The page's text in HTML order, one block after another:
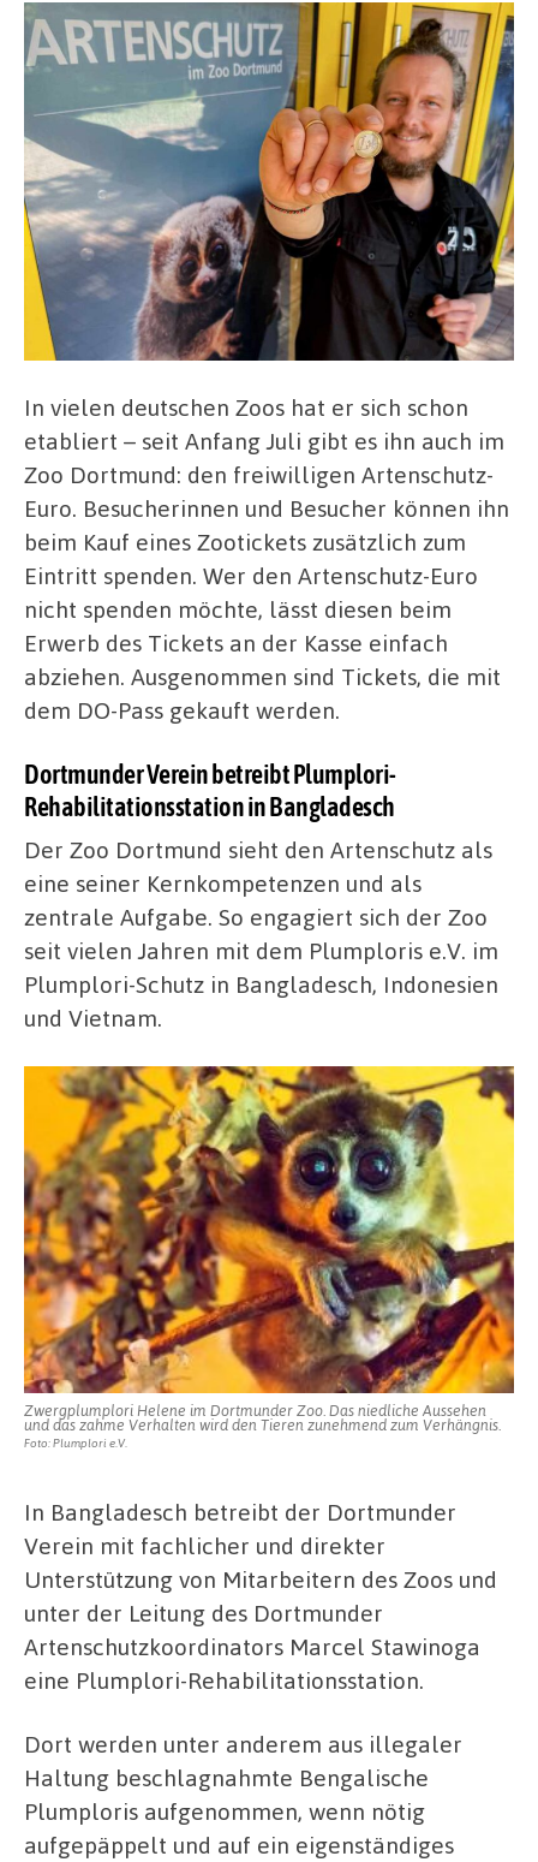
In vielen deutschen Zoos hat er sich schon
etabliert – seit Anfang Juli gibt es ihn auch im
Zoo Dortmund: den freiwilligen Artenschutz-
Euro. Besucherinnen und Besucher können ihn
beim Kauf eines Zootickets zusätzlich zum
Eintritt spenden. Wer den Artenschutz-Euro
nicht spenden möchte, lässt diesen beim
Erwerb des Tickets an der Kasse einfach
abziehen. Ausgenommen sind Tickets, die mit
dem DO-Pass gekauft werden.
Dortmunder Verein betreibt Plumplori-
Rehabilitationsstation in Bangladesch
Der Zoo Dortmund sieht den Artenschutz als
eine seiner Kernkompetenzen und als
zentrale Aufgabe. So engagiert sich der Zoo
seit vielen Jahren mit dem Plumploris e.V. im
Plumplori-Schutz in Bangladesch, Indonesien
und Vietnam.
Zwergplumplori Helene im Dortmunder Zoo. Das niedliche Aussehen
und das zahme Verhalten wird den Tieren zunehmend zum Verhängnis.
Foto: Plumplori e.V.
In Bangladesch betreibt der Dortmunder
Verein mit fachlicher und direkter
Unterstützung von Mitarbeitern des Zoos und
unter der Leitung des Dortmunder
Artenschutzkoordinators Marcel Stawinoga
eine Plumplori-Rehabilitationsstation.
Dort werden unter anderem aus illegaler
Haltung beschlagnahmte Bengalische
Plumploris aufgenommen, wenn nötig
aufgepäppelt und auf ein eigenständiges